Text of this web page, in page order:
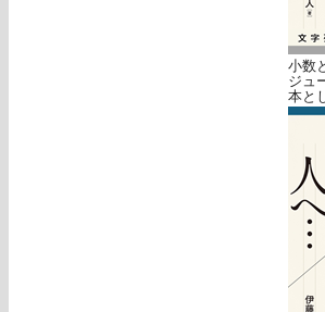
小数
ジュ
本と